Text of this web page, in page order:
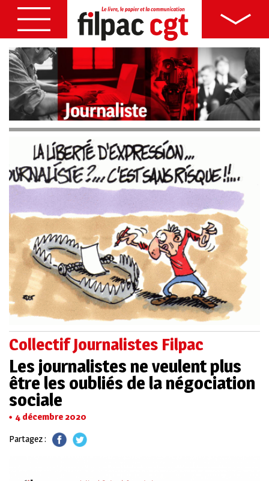
Collectif Journalistes Filpac
Les journalistes ne veulent plus
être les oubliés de la négociation
sociale
4 décembre 2020
Partagez :